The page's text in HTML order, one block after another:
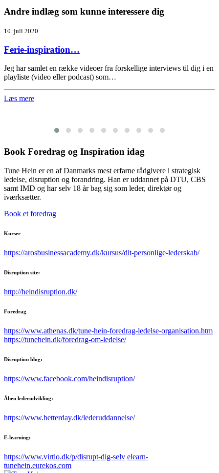
Andre indlæg som kunne interessere dig
10. juli 2020
Ferie-inspiration…
Jeg har samlet en række videoer fra forskellige interviews til dig i en
playliste (video eller podcast) som…
Læs mere
Book Foredrag og Inspiration idag
Tune Hein er en af Danmarks mest erfarne rådgivere i strategisk
ledelse, disruption og forandring. Han er uddannet på DTU, CBS
samt IMD og har selv 18 år bag sig som leder, direktør og
iværksætter.
Book et foredrag
Kurser
https://arosbusinessacademy.dk/kursus/dit-personlige-lederskab/
Disruption site:
http://heindisruption.dk/
Foredrag
https://www.athenas.dk/tune-hein-foredrag-ledelse-organisation.htm
https://tunehein.dk/foredrag-om-ledelse/
Disruption blog:
https://www.facebook.com/heindisruption/
Åben lederudvikling:
https://www.betterday.dk/lederuddannelse/
E-learning:
https://www.virtio.dk/p/disrupt-dig-selv elearn-
tunehein.eurekos.com